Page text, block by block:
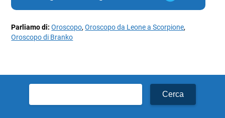
Parliamo di:Oroscopo,Oroscopo da Leone a Scorpione,
Oroscopo di Branko
per: